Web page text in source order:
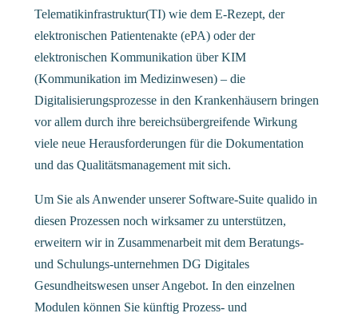
Telematikinfrastruktur(TI) wie dem E-Rezept, der
elektronischen Patientenakte (ePA) oder der
elektronischen Kommunikation über KIM
(Kommunikation im Medizinwesen) – die
Digitalisierungsprozesse in den Krankenhäusern bringen
vor allem durch ihre bereichsübergreifende Wirkung
viele neue Herausforderungen für die Dokumentation
und das Qualitätsmanagement mit sich.
Um Sie als Anwender unserer Software-Suite qualido in
diesen Prozessen noch wirksamer zu unterstützen,
erweitern wir in Zusammenarbeit mit dem Beratungs-
und Schulungs-unternehmen DG Digitales
Gesundheitswesen unser Angebot. In den einzelnen
Modulen können Sie künftig Prozess- und